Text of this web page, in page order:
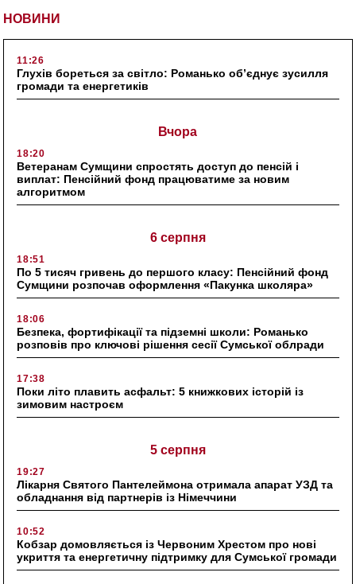
НОВИНИ
11:26
Глухів бореться за світло: Романько об’єднує зусилля
громади та енергетиків
Вчора
18:20
Ветеранам Сумщини спростять доступ до пенсій і
виплат: Пенсійний фонд працюватиме за новим
алгоритмом
6 серпня
18:51
По 5 тисяч гривень до першого класу: Пенсійний фонд
Сумщини розпочав оформлення «Пакунка школяра»
18:06
Безпека, фортифікації та підземні школи: Романько
розповів про ключові рішення сесії Сумської облради
17:38
Поки літо плавить асфальт: 5 книжкових історій із
зимовим настроєм
5 серпня
19:27
Лікарня Святого Пантелеймона отримала апарат УЗД та
обладнання від партнерів із Німеччини
10:52
Кобзар домовляється із Червоним Хрестом про нові
укриття та енергетичну підтримку для Сумської громади